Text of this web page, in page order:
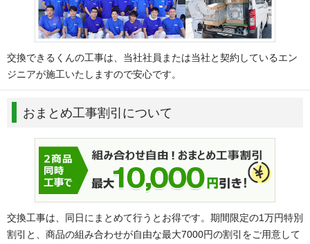
交換できるくんの工事は、当社社員または当社と契約しているエン
ジニアが施工いたしますので安心です。
おまとめ工事割引について
交換工事は、同日にまとめて行うとお得です。期間限定の1万円特別
割引と、商品の組み合わせが自由な最大7000円の割引をご用意して